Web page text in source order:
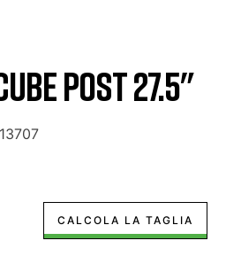
POST 27.5"
13707
CALCOLA LA TAGLIA